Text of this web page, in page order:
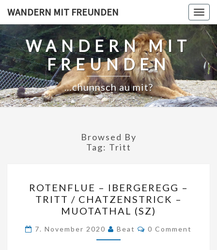
content
WANDERN MIT FREUNDEN
WANDERN MIT
FREUNDEN
…chunnsch au mit?
Browsed By
Tag: Tritt
–
IBERGEREGG
–
TRITT
/
ROTENFLUE – IBERGEREGG –
TRITT / CHATZENSTRICK –
MUOTATHAL (SZ)
7. November 2020 Beat Comments
0 Comment